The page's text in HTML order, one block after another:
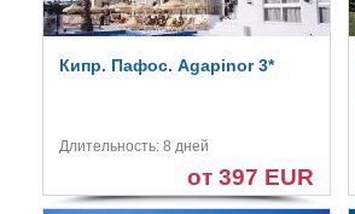
Кипр. Пафос. Agapinor 3*
Длительность: 8 дней
от 397 EUR